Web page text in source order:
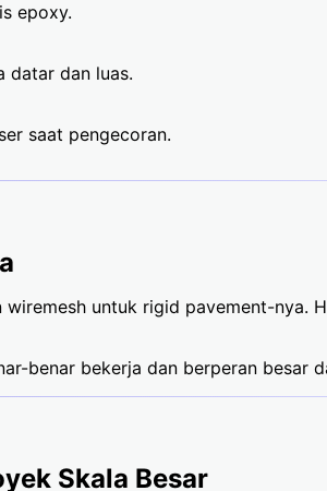
epoxy.
datar dan luas.
saat pengecoran.
untuk rigid pavement-nya.
benar bekerja dan berperan besar
Skala Besar